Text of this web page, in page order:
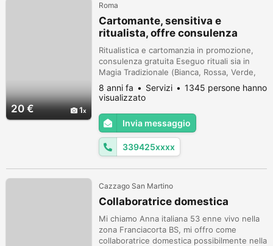
20 € 1
Roma
Cartomante, sensitiva e
ritualista, offre consulenza
gratuita
Ritualistica e cartomanzia in promozione,
consulenza gratuita Eseguo rituali sia in
Magia Tradizionale (Bianca, Rossa, Verde,
Nera ma solo in casi eccezionali),
Salomonica, Gitana, Egiziana, Babilonese,
Candomblé e Macumba ricercati per ogni
vostra esigenza. Preparo: -Candele
personalizzate (amore, lavoro, fortuna e
puri...
8 anni fa Servizi
1345 persone hanno
visualizzato
Invia messaggio
339425xxxx
Cazzago San Martino
Collaboratrice domestica
Mi chiamo Anna italiana 53 enne vivo nella
zona Franciacorta BS, mi offro come
collaboratrice domestica possibilmente nella